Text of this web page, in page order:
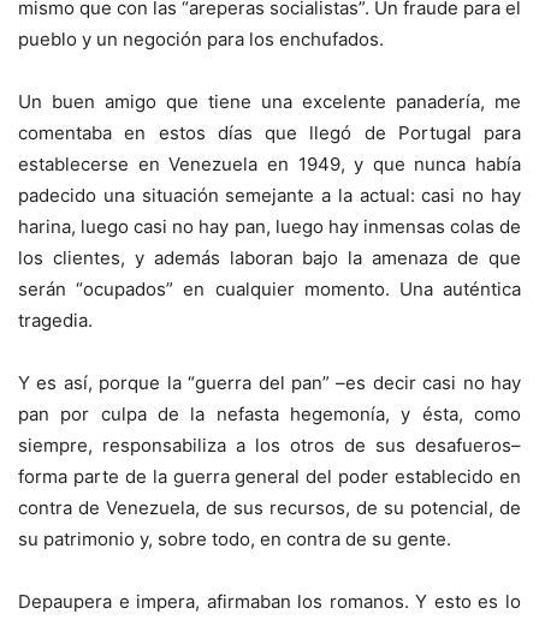
mismo que con las “areperas socialistas”. Un fraude para el
pueblo y un negoción para los enchufados.
Un buen amigo que tiene una excelente panadería, me
comentaba en estos días que llegó de Portugal para
establecerse en Venezuela en 1949, y que nunca había
padecido una situación semejante a la actual: casi no hay
harina, luego casi no hay pan, luego hay inmensas colas de
los clientes, y además laboran bajo la amenaza de que
serán “ocupados” en cualquier momento. Una auténtica
tragedia.
Y es así, porque la “guerra del pan” –es decir casi no hay
pan por culpa de la nefasta hegemonía, y ésta, como
siempre, responsabiliza a los otros de sus desafueros–
forma parte de la guerra general del poder establecido en
contra de Venezuela, de sus recursos, de su potencial, de
su patrimonio y, sobre todo, en contra de su gente.
Depaupera e impera, afirmaban los romanos. Y esto es lo